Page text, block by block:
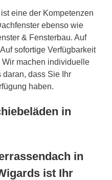
eine der Kompetenzen
ebenso wie
& Fensterbau. Auf
sofortige Verfügbarkeit
machen individuelle
daran, dass Sie Ihr
haben.
in
in
ist Ihr